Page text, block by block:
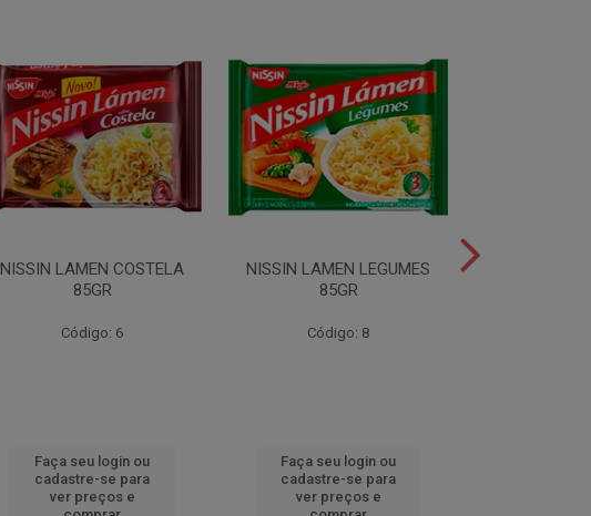
NISSIN LAMEN COSTELA
85GR
Código: 6
Faça seu login ou
cadastre-se para
ver preços e
NISSIN LAMEN LEGUMES
85GR
Código: 8
Faça seu login ou
cadastre-se para
ver preços e